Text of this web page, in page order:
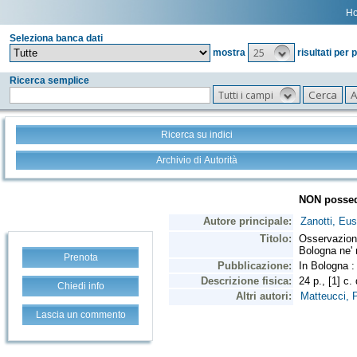
Seleziona banca dati
mostra
25 risultati per
Ricerca semplice
Tutti i campi
Ricerca su indici
Archivio di Autorità
Prenota
Chiedi info
Lascia un commento